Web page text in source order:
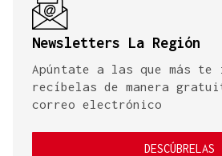
Newsletters La Región
Apúntate a las que más te
recíbelas de manera
correo electrónico
DESCÚBRELAS